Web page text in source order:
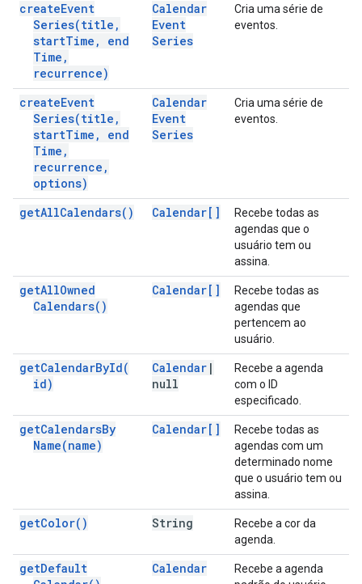
createEvent
Series(title ,
startTime ,
end
Time ,
recurrence)
Calendar
Event
Series
Cria uma série de
eventos.
createEvent
Series(title ,
startTime ,
end
Time ,
recurrence ,
options)
Calendar
Event
Series
Cria uma série de
eventos.
getAllCalendars( ) Calendar[]
Recebe todas as
agendas que o
usuário tem ou
assina.
getAllOwned
Calendars( )
Calendar[]
Recebe todas as
agendas que
pertencem ao
usuário.
getCalendarById(
id)
Calendar |
null
Recebe a agenda
com o ID
especificado.
getCalendarsBy
Name(name)
Calendar[]
Recebe todas as
agendas com um
determinado nome
que o usuário tem ou
assina.
getColor( ) String
Recebe a cor da
agenda.
getDefault
Calendar
Recebe a agenda